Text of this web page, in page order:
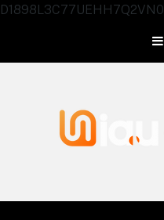
D1898L3C77UEHH7Q2VN0